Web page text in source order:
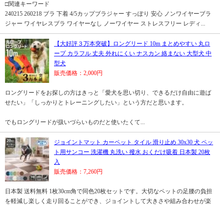
□関連キーワード
240215 260218 ブラ 下着 4/5カップブラジャー すっぽり 安心 ノンワイヤーブラ
ジャー ワイヤレスブラ ワイヤーなし ノーワイヤー ストレスフリー レディ...
【大好評３万本突破】ロングリード 10m まとめやすい 丸ロ
ープ カラフル 丈夫 外れにくい ナスカン 絡まない 大型犬 中
型犬
販売価格：2,000円
ロングリードをお探しの方はきっと「愛犬を思い切り、できるだけ自由に遊ば
せたい」「しっかりとトレーニングしたい」という方だと思います。
でもロングリードが扱いづらいものだと使いたくて...
ジョイントマット カーペット タイル 滑り止め 30x30 犬 ペッ
ト用サンコー 洗濯機 丸洗い 撥水 おくだけ吸着 日本製 20枚
入
販売価格：7,260円
日本製 送料無料 1枚30cm角で同色20枚セットです。大切なペットの足腰の負担
を軽減し楽しく走り回ることができ、ジョイントして大きさや組み合わせが楽